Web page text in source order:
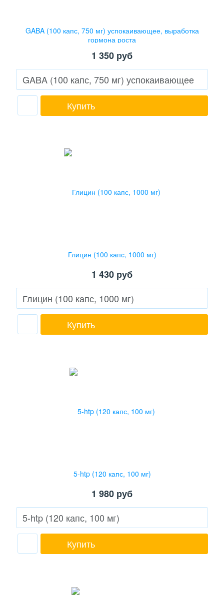
GABA (100 капс, 750 мг) успокаивающее, выработка
гормона роста
1 350 руб
Купить
Глицин (100 капс, 1000 мг)
1 430 руб
Купить
5-htp (120 капс, 100 мг)
1 980 руб
Купить